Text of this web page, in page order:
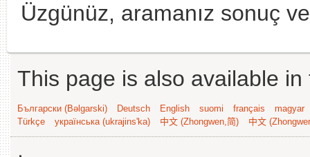
Üzgünüz, aramanız sonuç
This page is also available
Български (Bəlgarski) Deutsch English suomi français
magyar
Türkçe
українська (ukrajins'ka) 中文 (Zhongwen,简) 中文